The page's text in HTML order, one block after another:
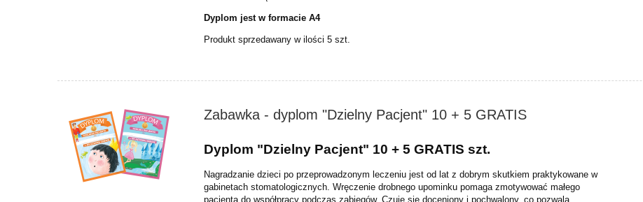
Dyplom jest w formacie A4
Produkt sprzedawany w ilości 5 szt.
Zabawka - dyplom "Dzielny Pacjent" 10 + 5 GRATIS
Dyplom "Dzielny Pacjent" 10 + 5 GRATIS szt.
Nagradzanie dzieci po przeprowadzonym leczeniu jest od lat z dobrym skutkiem praktykowane w
gabinetach stomatologicznych. Wręczenie drobnego upominku pomaga zmotywować małego
pacjenta do współpracy podczas zabiegów. Czuje się doceniony i pochwalony, co pozwala